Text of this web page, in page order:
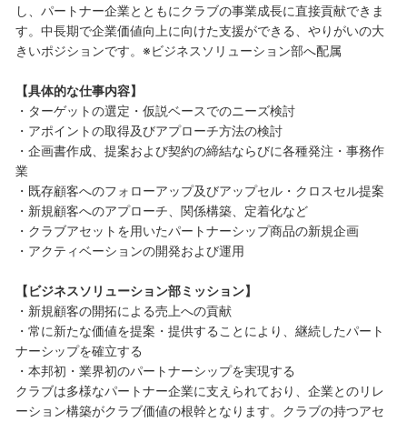
し、パートナー企業とともにクラブの事業成長に直接貢献できま
す。中長期で企業価値向上に向けた支援ができる、やりがいの大
きいポジションです。※ビジネスソリューション部へ配属
【具体的な仕事内容】
・ターゲットの選定・仮説ベースでのニーズ検討
・アポイントの取得及びアプローチ方法の検討
・企画書作成、提案および契約の締結ならびに各種発注・事務作
業
・既存顧客へのフォローアップ及びアップセル・クロスセル提案
・新規顧客へのアプローチ、関係構築、定着化など
・クラブアセットを用いたパートナーシップ商品の新規企画
・アクティベーションの開発および運用
【ビジネスソリューション部ミッション】
・新規顧客の開拓による売上への貢献
・常に新たな価値を提案・提供することにより、継続したパート
ナーシップを確立する
・本邦初・業界初のパートナーシップを実現する
クラブは多様なパートナー企業に支えられており、企業とのリレ
ーション構築がクラブ価値の根幹となります。クラブの持つアセ